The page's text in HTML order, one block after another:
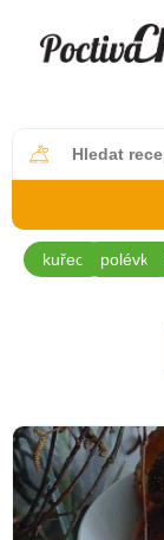
kuřecí polévky